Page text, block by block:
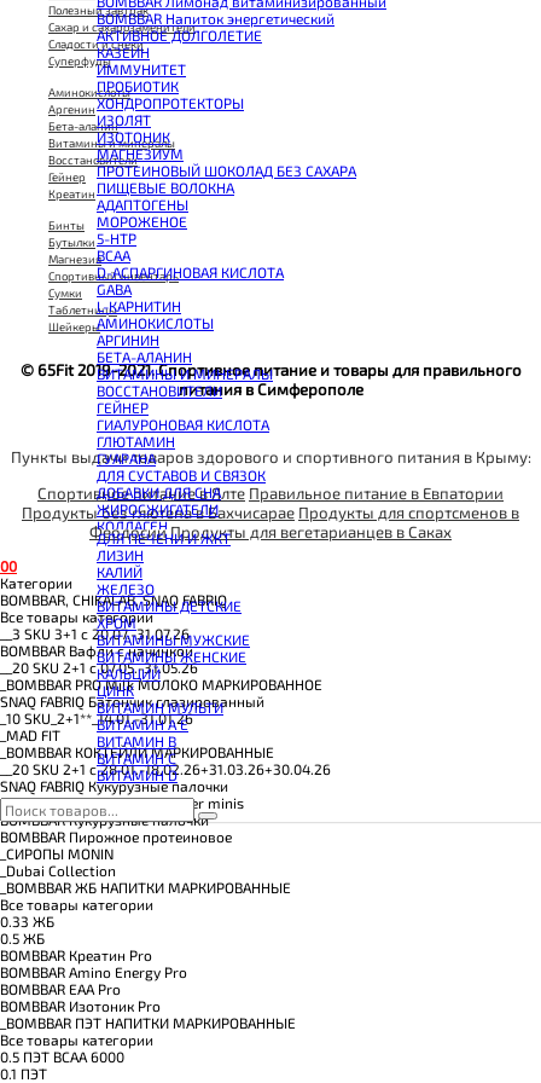
BOMBBAR Напиток энергетический
АКТИВНОЕ ДОЛГОЛЕТИЕ
КАЗЕИН
ИММУНИТЕТ
ПРОБИОТИК
ХОНДРОПРОТЕКТОРЫ
ИЗОЛЯТ
ИЗОТОНИК
МАГНЕЗИУМ
ПРОТЕИНОВЫЙ ШОКОЛАД БЕЗ САХАРА
ПИЩЕВЫЕ ВОЛОКНА
АДАПТОГЕНЫ
МОРОЖЕНОЕ
5-HTP
BCAA
D-АСПАРГИНОВАЯ КИСЛОТА
GABA
L-КАРНИТИН
АМИНОКИСЛОТЫ
АРГИНИН
БЕТА-АЛАНИН
ВИТАМИНЫ И МИНЕРАЛЫ
ВОССТАНОВИТЕЛИ
ГЕЙНЕР
ГИАЛУРОНОВАЯ КИСЛОТА
ГЛЮТАМИН
ГУАРАНА
ДЛЯ СУСТАВОВ И СВЯЗОК
ДОБАВКИ ДЛЯ СНА
ЖИРОСЖИГАТЕЛИ
КОЛЛАГЕН
КОЭНЗИМ Q10
КРЕАТИН
ПОЛЕЗНЫЕ ЖИРЫ
ПРОТЕИН
ПРОТЕИНОВОЕ ПЕЧЕНЬЕ
ПРОТЕИНОВЫЕ БАТОНЧИКИ
ПРОТЕИНОВЫЕ КАШИ
ТЕСТОБУСТЕРЫ
ЦИТРУЛЛИН МАЛАТ
ПРЕДТРЕНИРОВОЧНЫЕ КОМПЛЕКСЫ
ЭНЕРГЕТИКИ И ЖИРОСЖИГАТЕЛИ#
ДЛЯ ПЕЧЕНИ И ЖКТ
ЛИЗИН
КАЛИЙ
ЖЕЛЕЗО
ВИТАМИНЫ ДЕТСКИЕ
ХРОМ
ВИТАМИНЫ МУЖСКИЕ
ВИТАМИНЫ ЖЕНСКИЕ
КАЛЬЦИЙ
ЦИНК
ВИТАМИН МУЛЬТИ
ВИТАМИН A E
ВИТАМИН B
ВИТАМИН C
ВИТАМИН D
Полезный завтрак
Сахар и сахарозаменители
Сладости и снеки
Суперфуды
Аминокислоты
Аргенин
Бета-аланин
Витамины и минералы
Восстановители
Гейнер
Креатин
Бинты
Бутылки
Магнезия
Спортивный инвентарь
Сумки
Таблетницы
Шейкеры
© 65Fit 2019-2021. Спортивное питание и товары для правильного
питания в Симферополе
Пункты выдачи товаров здорового и спортивного питания в Крыму:
Спортивное питание в Ялте Правильное питание в Евпатории
Продукты без глютена в Бахчисарае Продукты для спортсменов в
Феодосии Продукты для вегетарианцев в Саках
00
Категории
BOMBBAR, CHIKALAB, SNAQ FABRIQ
Все товары категории
__3 SKU 3+1 с 20.07.-31.07.26
BOMBBAR Вафли с начинкой
__20 SKU 2+1 с 07.05.-31.05.26
_BOMBBAR PRO Milk МОЛОКО МАРКИРОВАННОЕ
SNAQ FABRIQ Батончик глазированный
_10 SKU_2+1**_14.01.-31.01.26
_MAD FIT
_BOMBBAR КОКТЕЙЛИ МАРКИРОВАННЫЕ
__20 SKU 2+1 с 28.01.-18.02.26+31.03.26+30.04.26
SNAQ FABRIQ Кукурузные палочки
SNAQ FABRIQ Конфеты Qwikler minis
BOMBBAR Кукурузные палочки
BOMBBAR Пирожное протеиновое
_CИРОПЫ MONIN
_Dubai Collection
_BOMBBAR ЖБ НАПИТКИ МАРКИРОВАННЫЕ
Все товары категории
0.33 ЖБ
0.5 ЖБ
BOMBBAR Креатин Pro
BOMBBAR Amino Energy Pro
BOMBBAR EAA Pro
BOMBBAR Изотоник Pro
_BOMBBAR ПЭТ НАПИТКИ МАРКИРОВАННЫЕ
Все товары категории
0.5 ПЭТ ВСАА 6000
0.1 ПЭТ